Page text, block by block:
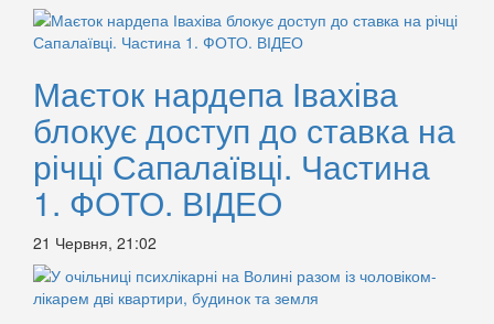
Маєток нардепа Івахіва
блокує доступ до ставка на
річці Сапалаївці. Частина
1. ФОТО. ВІДЕО
21 Червня, 21:02